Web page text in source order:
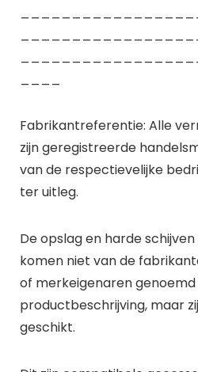
Fabrikantreferentie: Alle
zijn geregistreerde
van de respectievelijke
ter uitleg.
De opslag en harde
komen niet van de
of merkeigenaren genoemd
productbeschrijving, maar
geschikt.